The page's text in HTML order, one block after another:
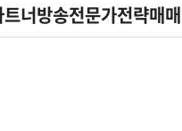
너방송전문가전략매